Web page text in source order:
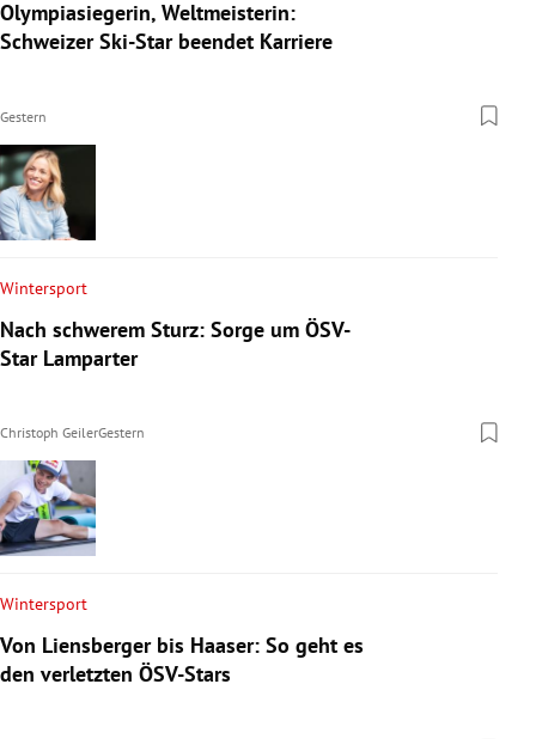
Olympiasiegerin, Weltmeisterin:
Schweizer Ski-Star beendet Karriere
Gestern
Wintersport
Nach schwerem Sturz: Sorge um ÖSV-
Star Lamparter
Christoph GeilerGestern
Wintersport
Von Liensberger bis Haaser: So geht es
den verletzten ÖSV-Stars